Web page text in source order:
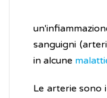
sanguigni
in alcune
Le arterie sono